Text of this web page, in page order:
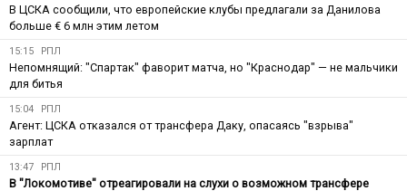
В ЦСКА сообщили, что европейские клубы предлагали за Данилова
больше € 6 млн этим летом
15:15 РПЛ
Непомнящий: "Спартак" фаворит матча, но "Краснодар" — не мальчики
для битья
15:04 РПЛ
Агент: ЦСКА отказался от трансфера Даку, опасаясь "взрыва"
зарплат
13:47 РПЛ
В "Локомотиве" отреагировали на слухи о возможном трансфере